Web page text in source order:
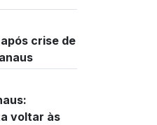
crise de
voltar às